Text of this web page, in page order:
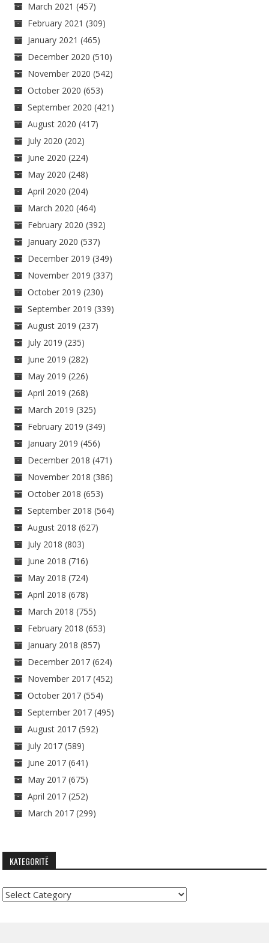
March 2021 (457)
February 2021 (309)
January 2021 (465)
December 2020 (510)
November 2020 (542)
October 2020 (653)
September 2020 (421)
August 2020 (417)
July 2020 (202)
June 2020 (224)
May 2020 (248)
April 2020 (204)
March 2020 (464)
February 2020 (392)
January 2020 (537)
December 2019 (349)
November 2019 (337)
October 2019 (230)
September 2019 (339)
August 2019 (237)
July 2019 (235)
June 2019 (282)
May 2019 (226)
April 2019 (268)
March 2019 (325)
February 2019 (349)
January 2019 (456)
December 2018 (471)
November 2018 (386)
October 2018 (653)
September 2018 (564)
August 2018 (627)
July 2018 (803)
June 2018 (716)
May 2018 (724)
April 2018 (678)
March 2018 (755)
February 2018 (653)
January 2018 (857)
December 2017 (624)
November 2017 (452)
October 2017 (554)
September 2017 (495)
August 2017 (592)
July 2017 (589)
June 2017 (641)
May 2017 (675)
April 2017 (252)
March 2017 (299)
KATEGORITË
Kategoritë